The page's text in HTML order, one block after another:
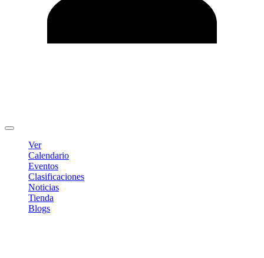
Ver
Calendario
Eventos
Clasificaciones
Noticias
Tienda
Blogs